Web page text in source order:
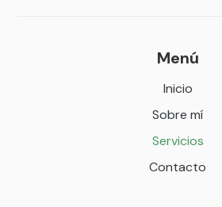
Menú
Inicio
Sobre mí
Servicios
Contacto